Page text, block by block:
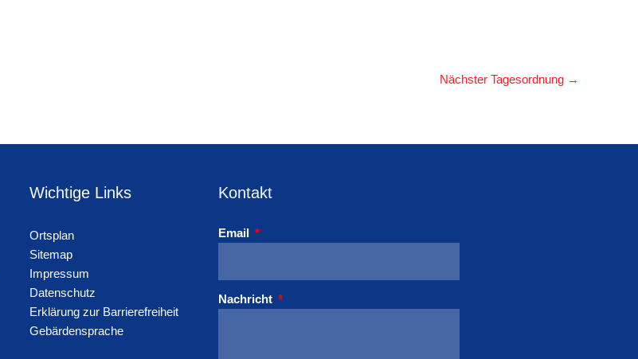
Nächster Tagesordnung →
Wichtige Links
Ortsplan
Sitemap
Impressum
Datenschutz
Erklärung zur Barrierefreiheit
Gebärdensprache
Kontakt
Email
Nachricht